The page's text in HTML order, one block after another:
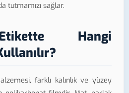
tutmamızı sağlar.
Hangi
farklı kalınlık ve yüzey